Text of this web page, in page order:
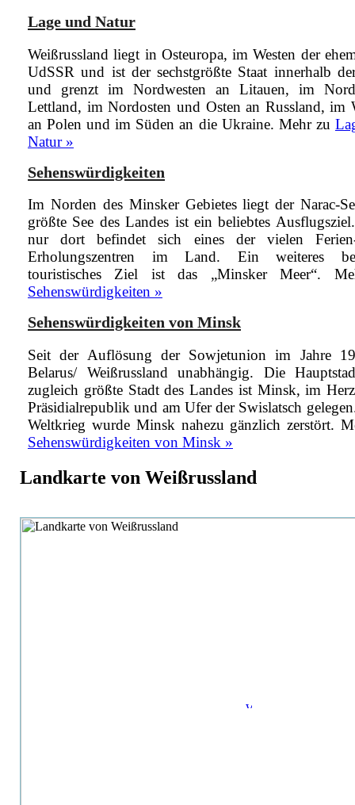
Lage und Natur
Weißrussland liegt in Osteuropa, im Westen der
UdSSR und ist der sechstgrößte Staat innerhalb
und grenzt im Nordwesten an Litauen, im
Lettland, im Nordosten und Osten an Russland, im
an Polen und im Süden an die Ukraine. Mehr zu
Natur »
Sehenswürdigkeiten
Im Norden des Minsker Gebietes liegt der Narac-
größte See des Landes ist ein beliebtes
nur dort befindet sich eines der vielen
Erholungszentren im Land. Ein weiteres
touristisches Ziel ist das „Minsker Meer“.
Sehenswürdigkeiten »
Sehenswürdigkeiten von Minsk
Seit der Auflösung der Sowjetunion im Jahre
Belarus/ Weißrussland unabhängig. Die
zugleich größte Stadt des Landes ist Minsk, im
Präsidialrepublik und am Ufer der Swislatsch
Weltkrieg wurde Minsk nahezu gänzlich zerstört.
Sehenswürdigkeiten von Minsk »
Landkarte von Weißrussland